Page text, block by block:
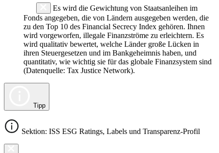
Es wird die Gewichtung von Staatsanleihen im
Fonds angegeben, die von Ländern ausgegeben werden, die
zu den Top 10 des Financial Secrecy Index gehören. Ihnen
wird vorgeworfen, illegale Finanzströme zu erleichtern. Es
wird qualitativ bewertet, welche Länder große Lücken in
ihren Steuergesetzen und im Bankgeheimnis haben, und
quantitativ, wie wichtig sie für das globale Finanzsystem sind
(Datenquelle: Tax Justice Network).
Tipp
Sektion: ISS ESG Ratings, Labels und Transparenz-Profil